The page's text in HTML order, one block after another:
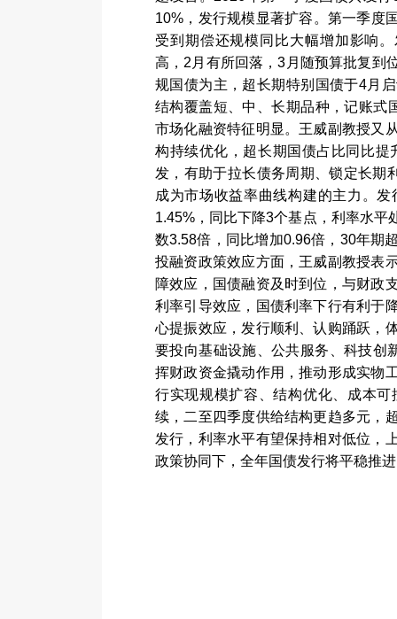
10% ，发行规模显著扩容。第一季度
受到期偿还规模同比大幅增加影响
高， 2 月有所回落，3 月随预算批复到
规国债为主，超长期特别国债于4月
结构覆盖短、中、长期品种，记账式
市场化融资特征明显。王威副教授又
构持续优化，超长期国债占比同比提
发，有助于拉长债务周期、锁定长期
成为市场收益率曲线构建的主力。
1.45% ，同比下降3个基点，利率水平
数3.58倍，同比增加0.96倍， 30年期
投融资政策效应方面，王威副教授表
障效应，国债融资及时到位，与财政
利率引导效应，国债利率下行有利于
心提振效应，发行顺利、认购踊跃，
要投向基础设施、公共服务、科技创
挥财政资金撬动作用，推动形成实物
行实现规模扩容、结构优化、成本
续，二至四季度供给结构更趋多元，
发行，利率水平有望保持相对低位，
政策协同下，全年国债发行将平稳推